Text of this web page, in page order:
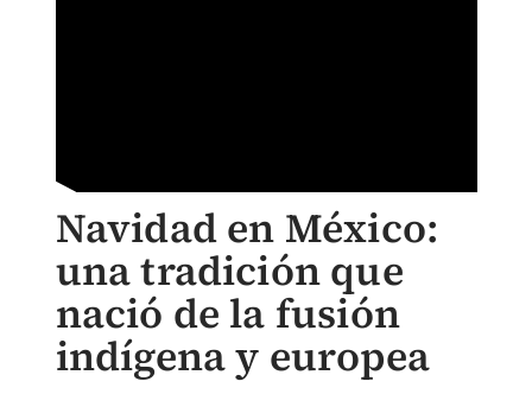
Navidad en México:
una tradición que
nació de la fusión
indígena y europea